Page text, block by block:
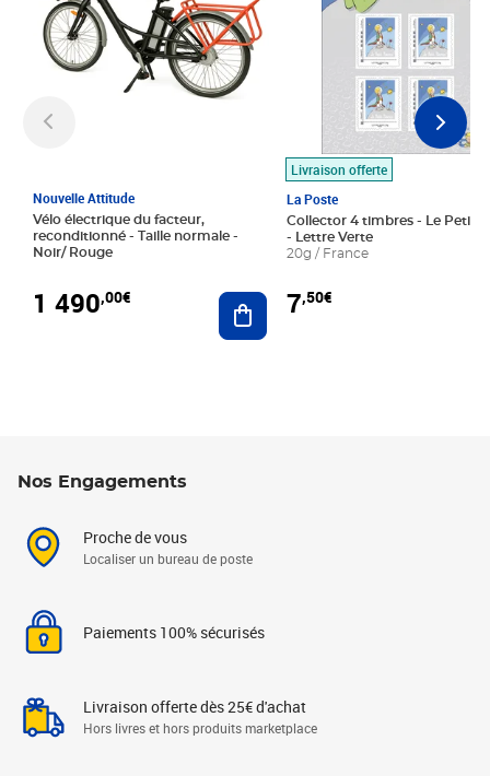
Nouvelle Attitude
Vélo électrique du facteur,
reconditionné - Taille normale -
Noir/ Rouge
1 490,00€ Ajouter au panier
Livraison offerte
La Poste
Collector 4 timbres - Le Petit
- Lettre Verte
20g / France
7,50€
Nos Engagements
Proche de vous
Localiser un bureau de poste
Paiements 100% sécurisés
Livraison offerte dès 25€ d'achat
Hors livres et hors produits marketplace